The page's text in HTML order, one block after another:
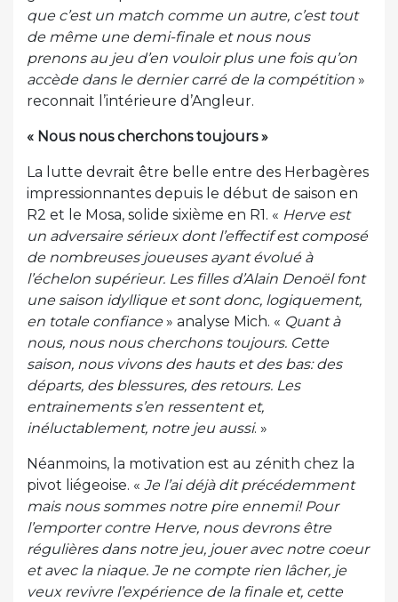
que c’est un match comme un autre, c’est tout
de même une demi-finale et nous nous
prenons au jeu d’en vouloir plus une fois qu’on
accède dans le dernier carré de la compétition »
reconnait l’intérieure d’Angleur.
« Nous nous cherchons toujours »
La lutte devrait être belle entre des Herbagères
impressionnantes depuis le début de saison en
R2 et le Mosa, solide sixième en R1. « Herve est
un adversaire sérieux dont l’effectif est composé
de nombreuses joueuses ayant évolué à
l’échelon supérieur. Les filles d’Alain Denoël font
une saison idyllique et sont donc, logiquement,
en totale confiance» analyse Mich. « Quant à
nous, nous nous cherchons toujours. Cette
saison, nous vivons des hauts et des bas: des
départs, des blessures, des retours. Les
entrainements s’en ressentent et,
inéluctablement, notre jeu aussi. »
Néanmoins, la motivation est au zénith chez la
pivot liégeoise. « Je l’ai déjà dit précédemment
mais nous sommes notre pire ennemi! Pour
l’emporter contre Herve, nous devrons être
régulières dans notre jeu, jouer avec notre coeur
et avec la niaque. Je ne compte rien lâcher, je
veux revivre l’expérience de la finale et, cette